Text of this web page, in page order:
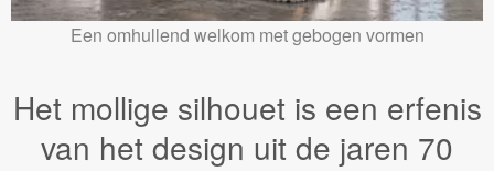
Een omhullend welkom met gebogen vormen
Het mollige silhouet is een erfenis
van het design uit de jaren 70